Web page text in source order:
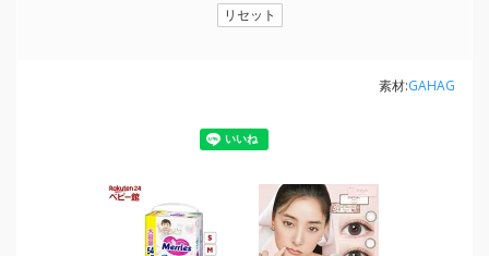
リセット
素材:GAHAG